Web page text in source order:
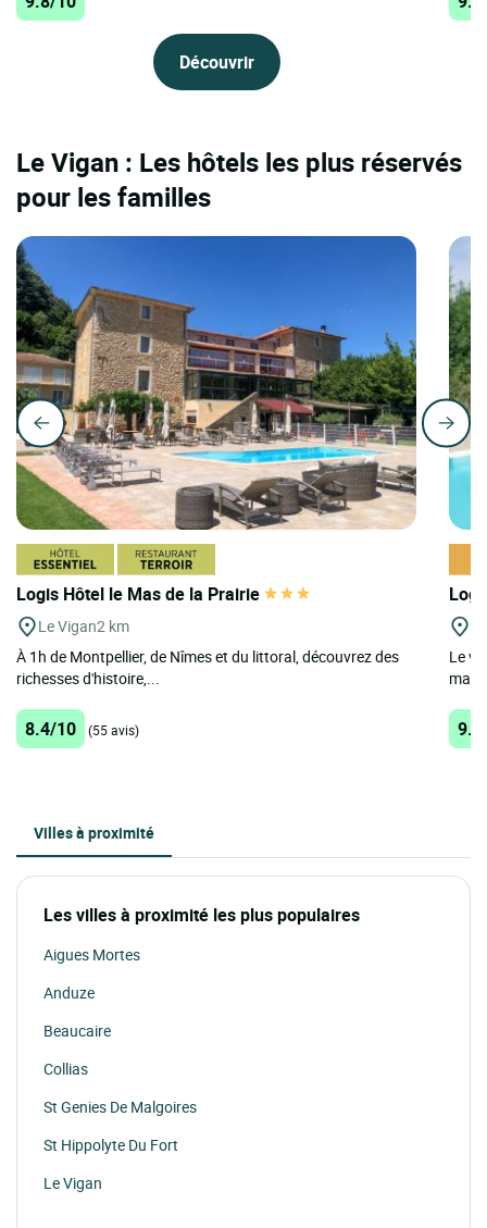
Découvrir
Le Vigan : Les hôtels les plus réservés
pour les familles
Logis Hôtel le Mas de la Prairie
Le Vigan2 km
À 1h de Montpellier, de Nîmes et du littoral, découvrez des
richesses d'histoire,...
8.4/10 (55 avis)
Le
Villes à proximité
Les villes à proximité les plus populaires
Aigues Mortes
Anduze
Beaucaire
Collias
St Genies De Malgoires
St Hippolyte Du Fort
Le Vigan